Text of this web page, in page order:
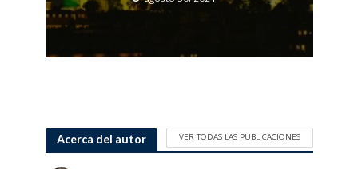
Acerca del autor VER TODAS LAS PUBLICACIONES